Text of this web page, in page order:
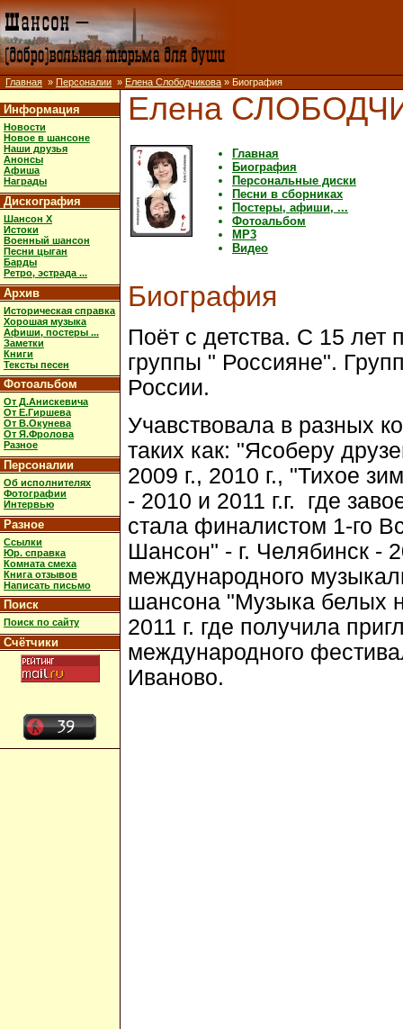
Главная » Персоналии » Елена Слободчикова » Биография
Информация
Новости
Новое в шансоне
Наши друзья
Анонсы
Афиша
Награды
Дискография
Шансон X
Истоки
Военный шансон
Песни цыган
Барды
Ретро, эстрада ...
Архив
Историческая справка
Хорошая музыка
Афиши, постеры ...
Заметки
Книги
Тексты песен
Фотоальбом
От Д.Анискевича
От Е.Гиршева
От В.Окунева
От Я.Фролова
Разное
Персоналии
Об исполнителях
Фотографии
Интервью
Разное
Ссылки
Юр. справка
Комната смеха
Книга отзывов
Написать письмо
Поиск
Поиск по сайту
Счётчики
Елена
Главная
Биография
Персональные диски
Песни в сборниках
Постеры, афиши, ...
Фотоальбом
MP3
Видео
Биография
Поёт с детства. С 15 лет
группы " Россияне".
России.
Учавствовала в разных
таких как: "Ясоберу
2009 г., 2010 г., "Тихое
- 2010 и 2011 г.г. где
стала финалистом 1-го
Шансон" - г. Челябинск -
международного
шансона "Музыка белых
2011 г. где получила
международного
Иваново.